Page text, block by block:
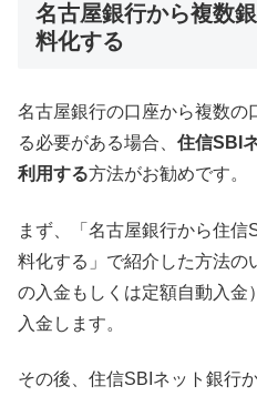
名古屋銀行から複数
料化する
名古屋銀行の口座から複数の
る必要がある場合、 住信SBI
利用する方法がお勧めです。
まず、「名古屋銀行から住
料化する」で紹介した方法の
の入金もしくは定額自動入金
入金します。
その後、住信SBIネット銀行